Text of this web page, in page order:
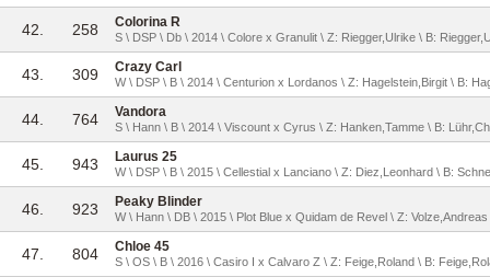
42. 258 Colorina R
S \ DSP \ Db \ 2014 \ Colore x Granulit \ Z: Riegger,Ulrike \ B:
43. 309 Crazy Carl
W \ DSP \ B \ 2014 \ Centurion x Lordanos \ Z: Hagelstein,Birgit \ B:
44. 764 Vandora
S \ Hann \ B \ 2014 \ Viscount x Cyrus \ Z: Hanken,Tamme \ B:
45. 943 Laurus 25
W \ DSP \ B \ 2015 \ Cellestial x Lanciano \ Z: Diez,Leonhard \ B:
46. 923 Peaky Blinder
W \ Hann \ DB \ 2015 \ Plot Blue x Quidam de Revel \ Z:
47. 804 Chloe 45
S \ OS \ B \ 2016 \ Casiro I x Calvaro Z \ Z: Feige,Roland \ B: